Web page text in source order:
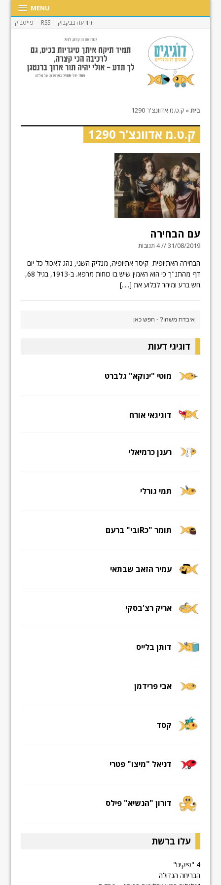
MENU
הודעה בבקבוק RSS פייסבוק
בית» ק.ט.מ אדוונצ'ר 1290
ק.ט.מ אדוונצ'ר 1290
עם הבחירה
31/08/2019 // 4 תגובות
הבחירה האתיופית קיסר אתיופיה, מנליק השני, נהג לאכול כל יום
דף מהתנ"ך כי הוא האמין שיש בו כוחות מרפא. ב-1913, בגיל 68,
חש ברע ומיהר לבלוע את [.....]
דוגיגי דעות
מוטי "ינוקא" גלברט
דוגיגאי אורח
רענן כרמיאלי
תמי גורלי
תומר "כRובי" ברעם
עמיר הזאב שבתאי
אריק רצ'בסקי
דותן בלייס
אבי פרידמן
קסד
דניאל "מיצו" פטרי
דורון "הנשיא" פילס
עלו ברשת
4 "פיקים"
הבריחה הגדולה